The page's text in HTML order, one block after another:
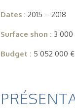
Dates : 2015 – 2018
Surface shon : 3 000
Budget : 5 052 000 €